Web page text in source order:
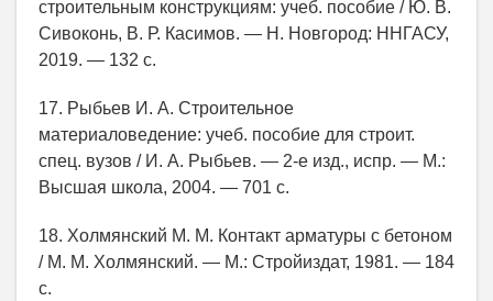
строительным конструкциям: учеб. пособие / Ю. В.
Сивоконь, В. Р. Касимов. — Н. Новгород: ННГАСУ,
2019. — 132 с.
17. Рыбьев И. А. Строительное
материаловедение: учеб. пособие для строит.
спец. вузов / И. А. Рыбьев. — 2-е изд., испр. — М.:
Высшая школа, 2004. — 701 с.
18. Холмянский М. М. Контакт арматуры с бетоном
/ М. М. Холмянский. — М.: Стройиздат, 1981. — 184
с.